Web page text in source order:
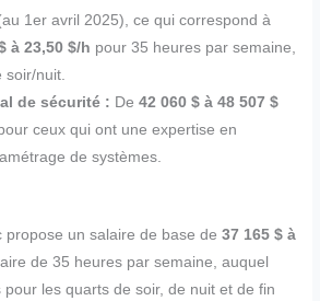
1er avril 2025), ce qui correspond à
à 23,50 $/h pour 35 heures par semaine,
soir/nuit.
de sécurité : De42 060 $ à 48 507 $
ceux qui ont une expertise en
de systèmes.
propose un salaire de base de37 165 $ à
de 35 heures par semaine, auquel
pour les quarts de soir, de nuit et de fin